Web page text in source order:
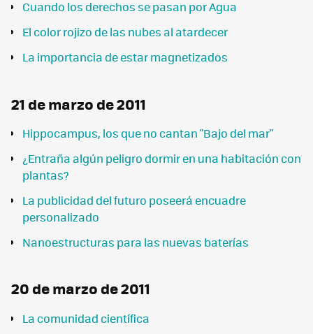
Cuando los derechos se pasan por Agua
El color rojizo de las nubes al atardecer
La importancia de estar magnetizados
21 de marzo de 2011
Hippocampus, los que no cantan "Bajo del mar"
¿Entraña algún peligro dormir en una habitación con
plantas?
La publicidad del futuro poseerá encuadre
personalizado
Nanoestructuras para las nuevas baterías
20 de marzo de 2011
La comunidad científica